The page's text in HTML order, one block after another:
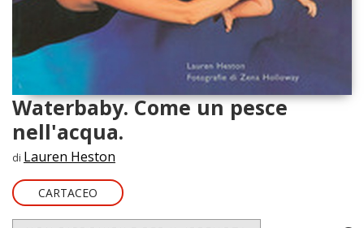
Waterbaby. Come un pesce
nell'acqua.
di Lauren Heston
CARTACEO